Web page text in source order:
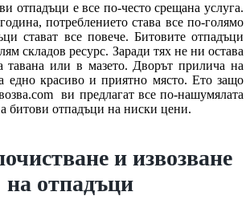
отпадъци е все по-често срещана услуга.
потреблението става все по-голямо
стават все повече. Битовите отпадъци
складов ресурс. Заради тях не ни остава
тавана или в мазето. Дворът прилича на
едно красиво и приятно място. Ето защо
ви предлагат все по-нашумялата
битови отпадъци на ниски цени.
и извозване
на отпадъци